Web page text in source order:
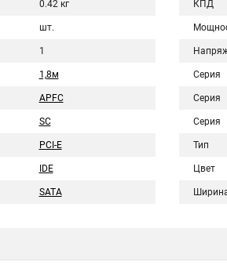
0.42 кг
шт.
1
1,8м
APFC
SC
PCI-E
IDE
SATA
КПД
Серия
Серия
Серия
Тип
Цвет